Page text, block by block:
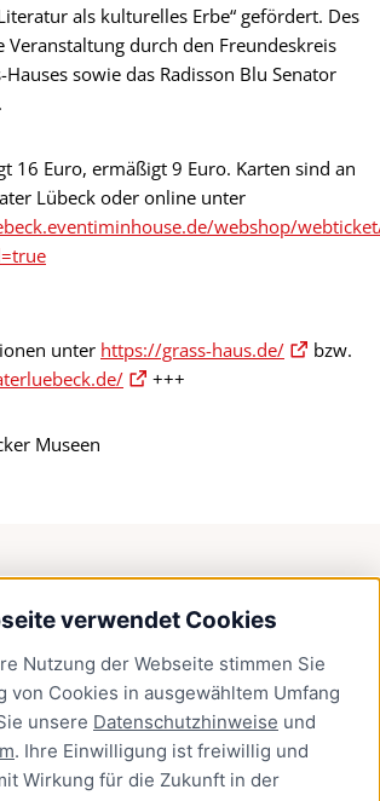
verwendet Cookies
Nutzung der Webseite stimmen Sie
von Cookies in ausgewähltem Umfang
unsere Datenschutzhinweise und
. Ihre Einwilligung ist freiwillig und
Wirkung für die Zukunft in der
als kulturelles Erbe“ gefördert. Des
Veranstaltung durch den Freundeskreis
sowie das Radisson Blu Senator
16 Euro, ermäßigt 9 Euro. Karten sind an
Lübeck oder online unter
webshop/
unter https://grass-haus.de/
bzw.
+++
Museen